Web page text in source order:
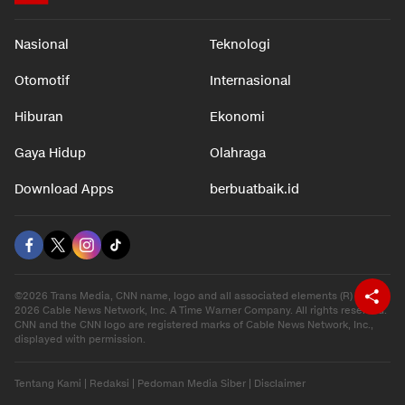
Nasional Teknologi
Otomotif Internasional
Hiburan Ekonomi
Gaya Hidup Olahraga
Download Apps berbuatbaik.id
©2026 Trans Media, CNN name, logo and all associated elements (R) and ©
2026 Cable News Network, Inc. A Time Warner Company. All rights reserved.
CNN and the CNN logo are registered marks of Cable News Network, Inc.,
displayed with permission.
Tentang Kami | Redaksi | Pedoman Media Siber | Disclaimer